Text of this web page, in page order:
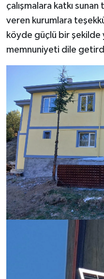
çalışmalara katkı
veren kurumlara
köyde güçlü bir şekilde
memnuniyeti dile